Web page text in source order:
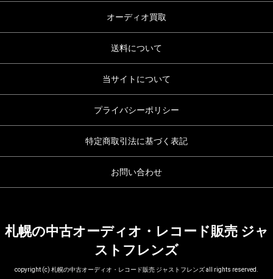
オーディオ買取
送料について
当サイトについて
プライバシーポリシー
特定商取引法に基づく表記
お問い合わせ
札幌の中古オーディオ・レコード販売 ジャ
ストフレンズ
copyright (c) 札幌の中古オーディオ・レコード販売 ジャストフレンズ all rights reserved.